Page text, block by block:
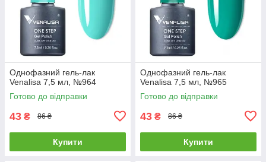
Однофазний гель-лак
Venalisa 7,5 мл, №964
Готово до відправки
43 ₴ 86 ₴
Купити
Однофазний гель-лак
Venalisa 7,5 мл, №965
Готово до відправки
43 ₴ 86 ₴
Купити